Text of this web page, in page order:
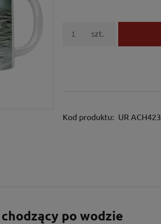
szt.
Kod produktu: UR ACH423
po wodzie